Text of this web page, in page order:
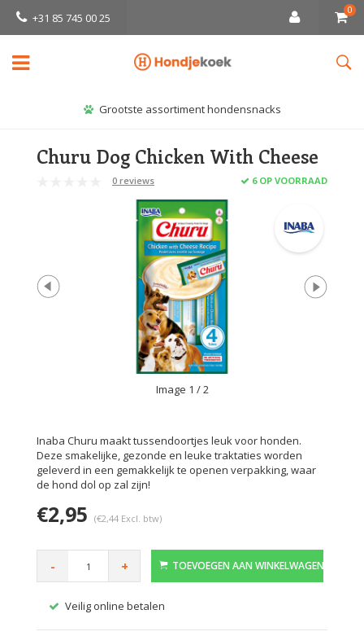
+31 85 745 00 25
0
Grootste assortiment hondensnacks
Churu Dog Chicken With Cheese
0 reviews 6 OP VOORRAAD
Image 1 / 2
Inaba Churu maakt tussendoortjes leuk voor honden.
Deze smakelijke, gezonde en leuke traktaties worden
geleverd in een gemakkelijk te openen verpakking, waar
de hond dol op zal zijn!
€2,95 (€2,44 Excl. btw)
- + TOEVOEGEN AAN WINKELWAGEN
Veilig online betalen